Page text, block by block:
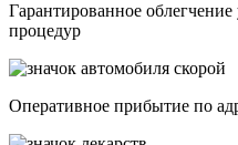
Гарантированное облегчение
процедур
Опеpативное прибытие по